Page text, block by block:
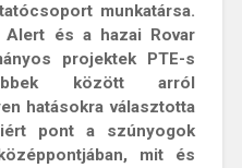
munkatársa.
és a hazai Rovar
projektek PTE-s
között arról
hatásokra választotta
pont a szúnyogok
mit és